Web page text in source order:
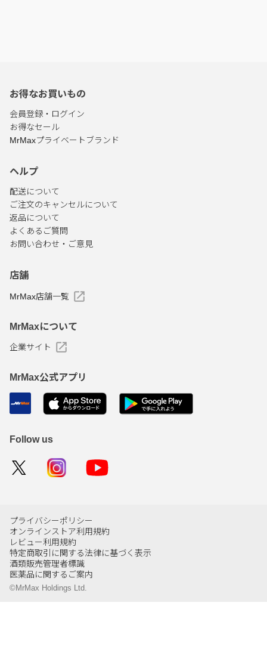
お得なお買いもの
会員登録・ログイン
お得なセール
MrMaxプライベートブランド
ヘルプ
配送について
ご注文のキャンセルについて
返品について
よくあるご質問
お問い合わせ・ご意見
店舗
MrMax店舗一覧
MrMaxについて
企業サイト
MrMax公式アプリ
Follow us
プライバシーポリシー
オンラインストア利用規約
レビュー利用規約
特定商取引に関する法律に基づく表示
酒類販売管理者標識
医薬品に関するご案内
©MrMax Holdings Ltd.